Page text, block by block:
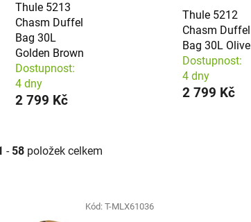
Thule 5213
Chasm Duffel
Bag 30L
Golden Brown
Dostupnost:
4 dny
2 799 Kč
Thule 5212
Chasm Duffel
Bag 30L Olive
Dostupnost:
4 dny
2 799 Kč
- 58 položek celkem
Kód:T-MLX61036